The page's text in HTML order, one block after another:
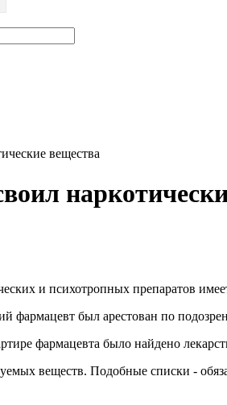
вещества
и психотропных препаратов
фармацевт был арестован по
фармацевта было найдено
веществ. Подобные списки -